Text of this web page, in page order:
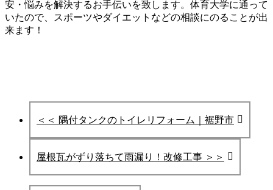
安・悩みを解決するお手伝いを致します。 体育大学に通って
いたので、スポーツやダイエットなどの相談にのることが出
来ます！
＜＜ 隅付タンクのトイレリフォーム｜裾野市
屋根瓦がずり落ちて雨漏り！改修工事 ＞＞